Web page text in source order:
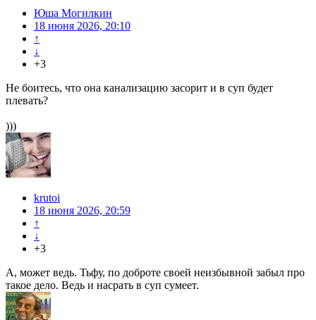
Юша Могилкин
18 июня 2026, 20:10
↑
↓
+3
Не боитесь, что она канализацию засорит и в суп будет
плевать?
)))
krutoi
18 июня 2026, 20:59
↑
↓
+3
А, может ведь. Тьфу, по доброте своей неизбывной забыл про
такое дело. Ведь и насрать в суп сумеет.